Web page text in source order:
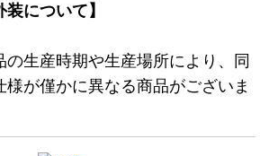
装について】
生産時期や生産場所により、同
が僅かに異なる商品がございま